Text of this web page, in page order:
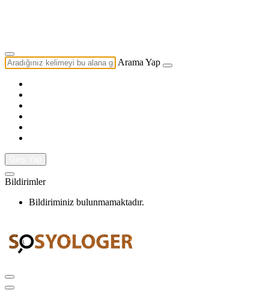
Arama Yap
Bildirimler
Bildiriminiz bulunmamaktadır.